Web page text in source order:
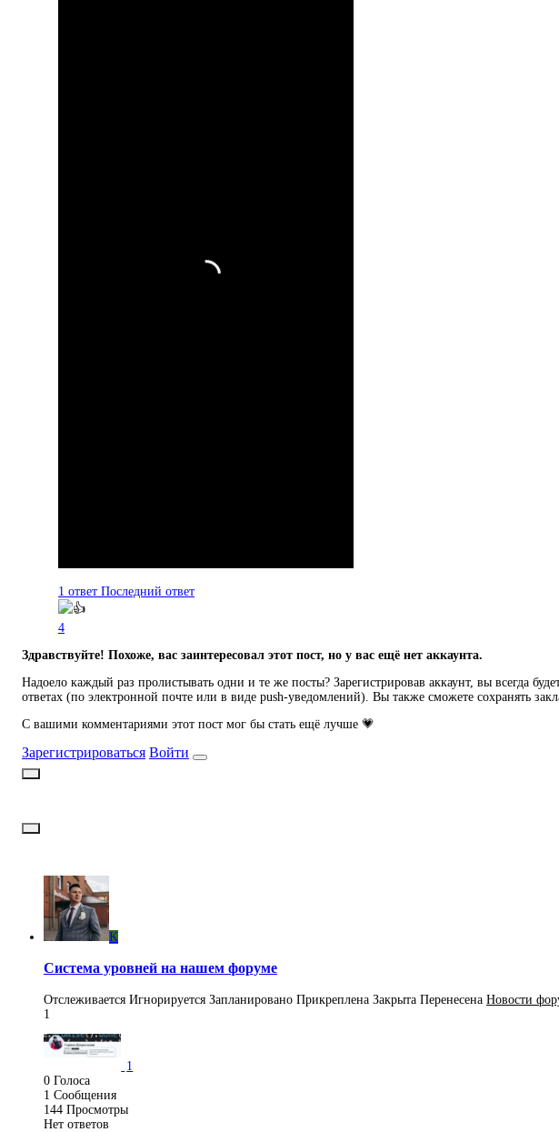
1 ответ Последний ответ
4
Здравствуйте! Похоже, вас заинтересовал этот пост, но у вас ещё нет аккаунта.
Надоело каждый раз пролистывать одни и те же посты? Зарегистрировав аккаунт, вы всегда
ответах (по электронной почте или в виде push-уведомлений). Вы также сможете сохранять
С вашими комментариями этот пост мог бы стать ещё лучше 💗
Зарегистрироваться Войти
K
Система уровней на нашем форуме
Отслеживается Игнорируется Запланировано Прикреплена Закрыта Перенесена Новости
1
1
0 Голоса
1 Сообщения
144 Просмотры
Нет ответов